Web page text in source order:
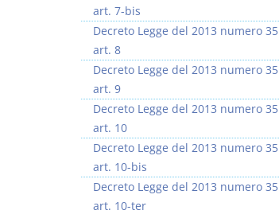
art. 7-bis
Decreto Legge del 2013 numero 35
art. 8
Decreto Legge del 2013 numero 35
art. 9
Decreto Legge del 2013 numero 35
art. 10
Decreto Legge del 2013 numero 35
art. 10-bis
Decreto Legge del 2013 numero 35
art. 10-ter